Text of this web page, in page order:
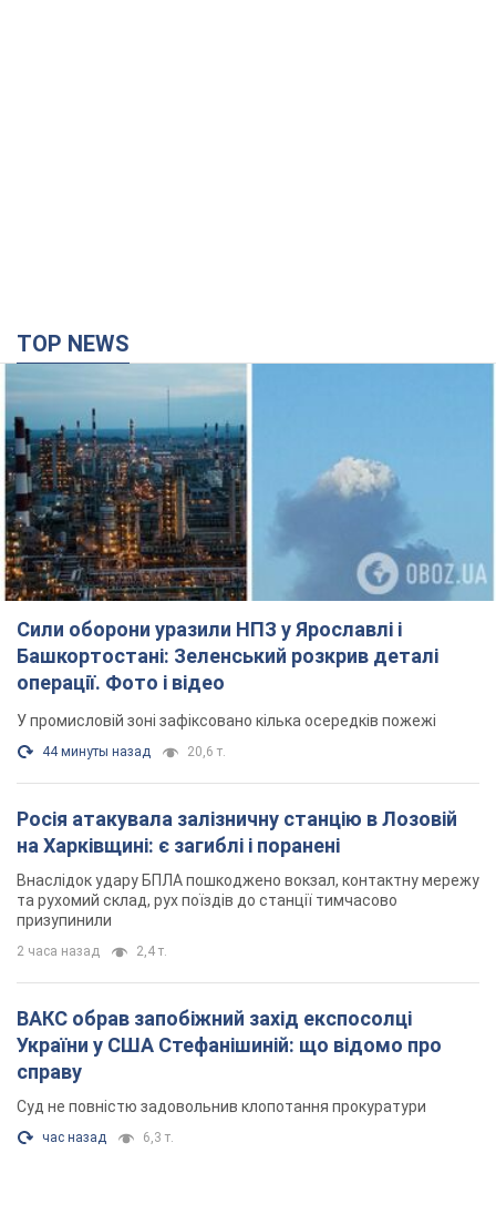
TOP NEWS
Сили оборони уразили НПЗ у Ярославлі і
Башкортостані: Зеленський розкрив деталі
операції. Фото і відео
У промисловій зоні зафіксовано кілька осередків пожежі
44 минуты назад 20,6 т.
Росія атакувала залізничну станцію в Лозовій
на Харківщині: є загиблі і поранені
Внаслідок удару БПЛА пошкоджено вокзал, контактну мережу
та рухомий склад, рух поїздів до станції тимчасово
призупинили
2 часа назад 2,4 т.
ВАКС обрав запобіжний захід експосолці
України у США Стефанішиній: що відомо про
справу
Суд не повністю задовольнив клопотання прокуратури
час назад 6,3 т.